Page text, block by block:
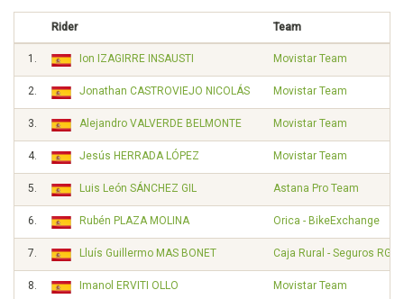
Rider Team
1. Ion IZAGIRRE INSAUSTI Movistar Team
2. Jonathan CASTROVIEJO NICOLÁS Movistar Team
3. Alejandro VALVERDE BELMONTE Movistar Team
4. Jesús HERRADA LÓPEZ Movistar Team
5. Luis León SÁNCHEZ GIL Astana Pro Team
6. Rubén PLAZA MOLINA Orica - BikeExchange
7. Lluís Guillermo MAS BONET Caja Rural - Seguros RGA
8. Imanol ERVITI OLLO Movistar Team